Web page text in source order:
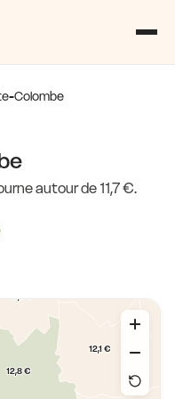
Colombe
autour de 11,7 €.
12,1 €
12,8 €
12,1 €